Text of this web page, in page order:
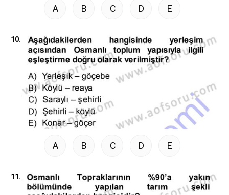
A B C D E
10.
A B C D E
11.